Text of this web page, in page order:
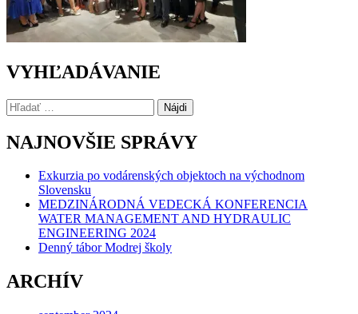
VYHĽADÁVANIE
Hľadať:
NAJNOVŠIE SPRÁVY
Exkurzia po vodárenských objektoch na východnom
Slovensku
MEDZINÁRODNÁ VEDECKÁ KONFERENCIA
WATER MANAGEMENT AND HYDRAULIC
ENGINEERING 2024
Denný tábor Modrej školy
ARCHÍV